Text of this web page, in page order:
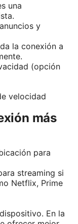
una
y
la conexión a
(opción
velocidad
más
para
streaming si
Netflix, Prime
En la